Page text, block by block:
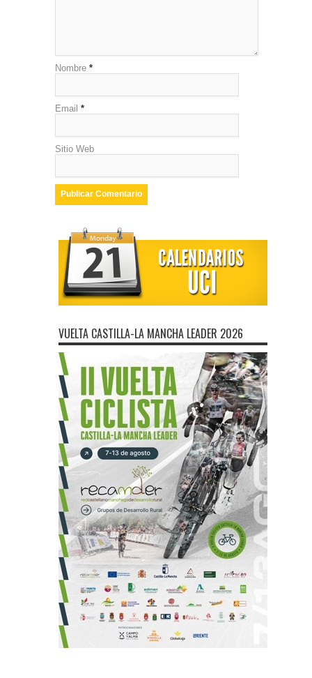
Nombre *
Email *
Sitio Web
VUELTA CASTILLA-LA MANCHA LEADER 2026